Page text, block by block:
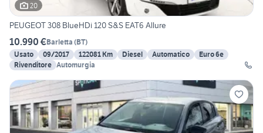
20
PEUGEOT 308 BlueHDi 120 S&S EAT6 Allure
10.990 €Barletta (BT)
Usato
09/2017 122081 Km Diesel Automatico
Euro 6e
Rivenditore Automurgia